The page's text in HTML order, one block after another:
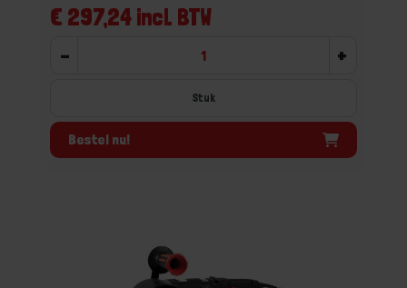
€ 297,24 incl. BTW
- +
Stuk
Bestel nu!